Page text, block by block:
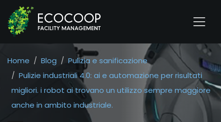
Home Blog
Pulizia e sanificazione
Pulizie industriali 4.0: ai e automazione per risultati
migliori. i robot ai trovano un utilizzo sempre maggiore
anche in ambito industriale.